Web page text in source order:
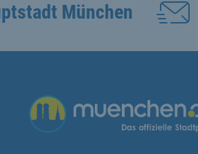
München
Übergreifende